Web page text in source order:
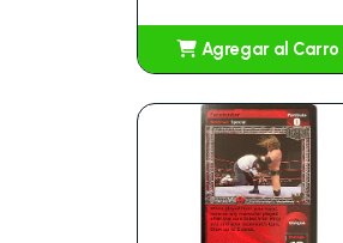
Agregar al Carro